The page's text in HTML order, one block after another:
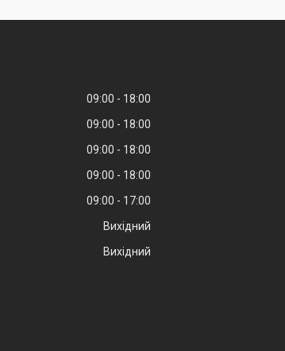
09:00
18:00
09:00
18:00
09:00
18:00
09:00
18:00
09:00
17:00
Вихідний
Вихідний